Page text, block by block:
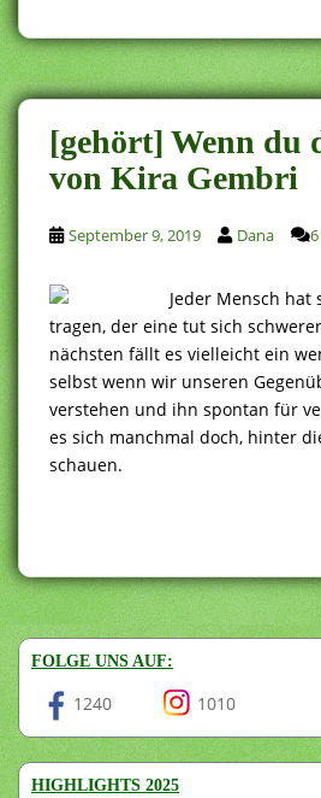
[gehört] Wenn du
von Kira Gembri
September 9, 2019 Dana
Jeder Mensch hat
tragen, der eine tut sich
nächsten fällt es vielleicht ein
selbst wenn wir unseren
verstehen und ihn spontan für
es sich manchmal doch, hinter
schauen.
FOLGE UNS AUF:
1240 1010
HIGHLIGHTS 2025